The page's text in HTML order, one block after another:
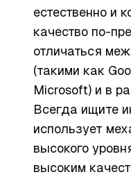
естественно и
качество по-
отличаться
(такими как
Microsoft) и в
Всегда ищите
использует
высокого
высоким